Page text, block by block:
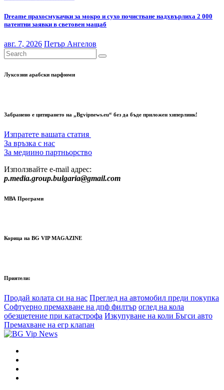
Dreame прахосмукачки за мокро и сухо почистване надхвърлиха 2 000
патентни заявки в световен мащаб
авг. 7, 2026 Петър Ангелов
Луксозни арабски парфюми
Забранено е цитирането на „Bgvipnews.eu“ без да бъде приложен хиперлинк!
Изпратете вашата статия
За връзка с нас
За медиино партньорство
Използвайте e-mail адрес:
p.media.group.bulgaria@gmail.com
МВА Програми
Корица на BG VIP MAGAZINE
Приятели:
Продай колата си на нас Преглед на автомобил преди покупка
Софтуерно премахване на дпф филтър оглед на кола
обезщетение при катастрофа Изкупуване на коли Бъгси авто
Премахване на егр клапан